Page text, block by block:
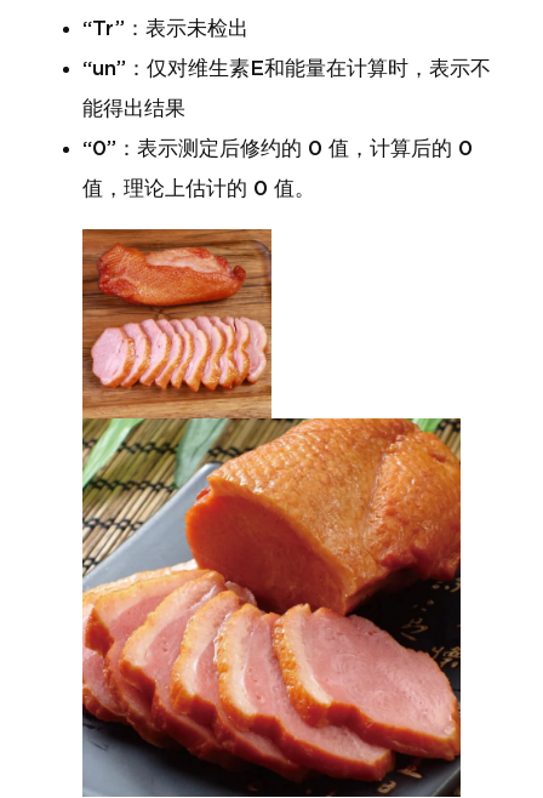
“Tr”：表示未检出
“un”：仅对维生素E和能量在计算时，表示不
能得出结果
“0”：表示测定后修约的 0 值，计算后的 0
值，理论上估计的 0 值。